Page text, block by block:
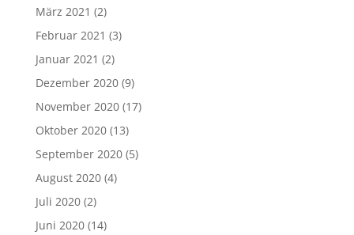
März 2021 (2)
Februar 2021 (3)
Januar 2021 (2)
Dezember 2020(9)
November 2020(17)
Oktober 2020(13)
September 2020(5)
August 2020(4)
Juli 2020(2)
Juni 2020(14)